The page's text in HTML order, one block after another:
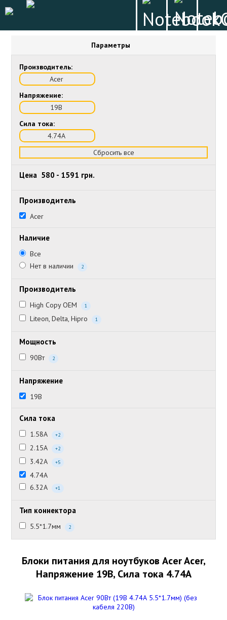
Параметры
Производитель:
Acer
Напряжение:
19В
Сила тока:
4.74А
Сбросить все
Цена 580 - 1591 грн.
Производитель
Acer
Наличие
Все
Нет в наличии
2
Производитель
High Copy OEM 1
Liteon, Delta, Hipro 1
Мощность
90Вт 2
Напряжение
19В
Сила тока
1.58А +2
2.15А +2
3.42А +5
4.74А
6.32А
+1
Тип коннектора
5.5*1.7мм 2
Блоки питания для ноутбуков Acer Acer,
Напряжение 19В, Сила тока 4.74А